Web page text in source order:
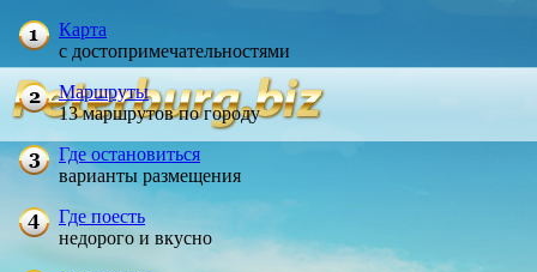
Карта
с достопримечательностями
Маршруты
13 маршрутов по городу
Где остановиться
варианты размещения
Где поесть
недорого и вкусно